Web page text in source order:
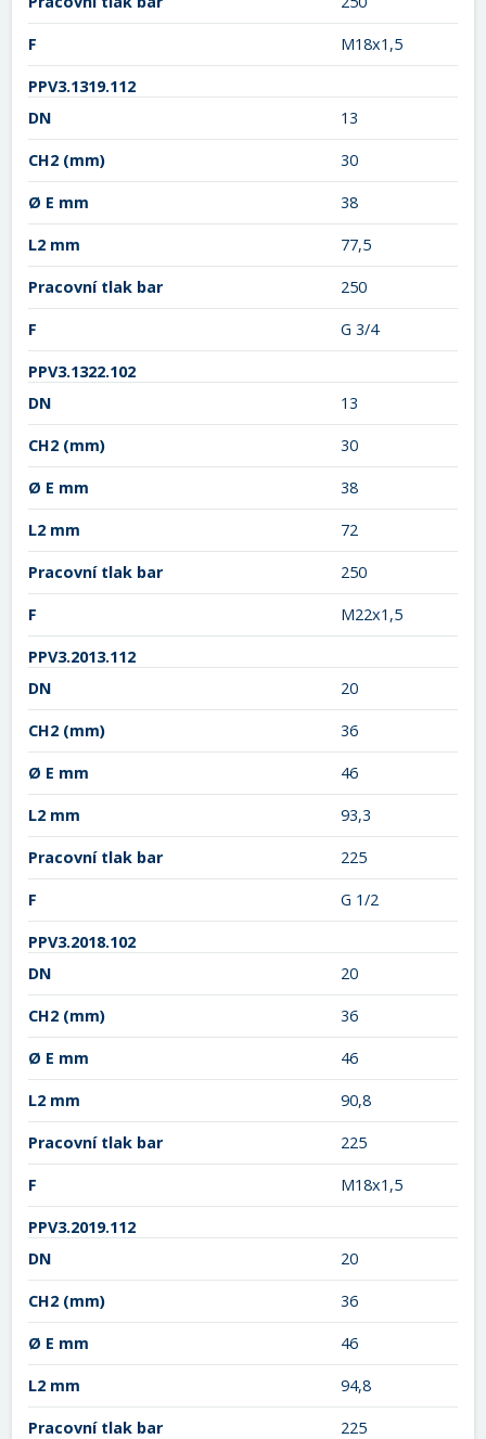
F M18x1,5
PPV3.1319.112
DN
13
CH2 (mm) 30
Ø E mm 38
L2 mm 77,5
Pracovní tlak bar 250
F G 3/4
PPV3.1322.102
DN
13
CH2 (mm) 30
Ø E mm 38
L2 mm 72
Pracovní tlak bar 250
F M22x1,5
PPV3.2013.112
DN
20
CH2 (mm) 36
Ø E mm 46
L2 mm 93,3
Pracovní tlak bar 225
F G 1/2
PPV3.2018.102
DN
20
CH2 (mm) 36
Ø E mm 46
L2 mm 90,8
Pracovní tlak bar 225
F M18x1,5
PPV3.2019.112
DN
20
CH2 (mm) 36
Ø E mm 46
L2 mm 94,8
Pracovní tlak bar 225